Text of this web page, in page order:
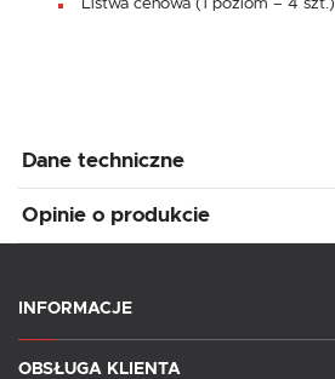
Dane techniczne
Opinie o produkcie
INFORMACJE
OBSŁUGA KLIENTA